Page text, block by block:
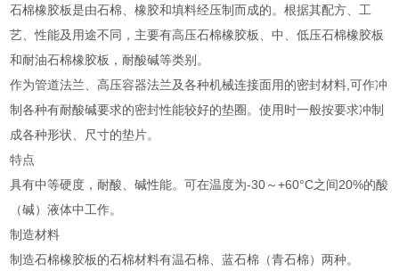
石棉橡胶板是由石棉、橡胶和填料经压制而成的。根据其配方、工
艺、性能及用途不同，主要有高压石棉橡胶板、中、低压石棉橡胶板
和耐油石棉橡胶板，耐酸碱等类别。
作为管道法兰、高压容器法兰及各种机械连接面用的密封材料,可作冲
制各种有耐酸碱要求的密封性能较好的垫圈。使用时一般按要求冲制
成各种形状、尺寸的垫片。
特点
具有中等硬度，耐酸、碱性能。可在温度为-30～+60°C之间20%的酸
（碱）液体中工作。
制造材料
制造石棉橡胶板的石棉材料有温石棉、蓝石棉（青石棉）两种。